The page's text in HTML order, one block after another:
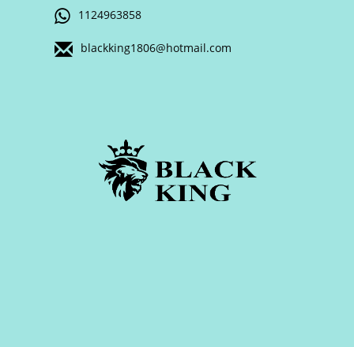
1124963858
blackking1806@hotmail.com